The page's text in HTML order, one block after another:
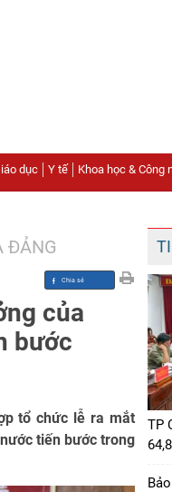
dục Y tế Khoa học & Công
ĐẢNG
của
bước
tổ chức lễ ra mắt
tiến bước trong
TP